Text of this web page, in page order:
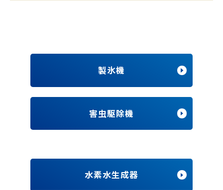
製氷機
害虫駆除機
水素水生成器